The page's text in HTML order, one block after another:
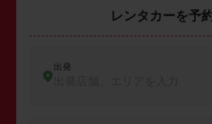
レンタカーを予
出発